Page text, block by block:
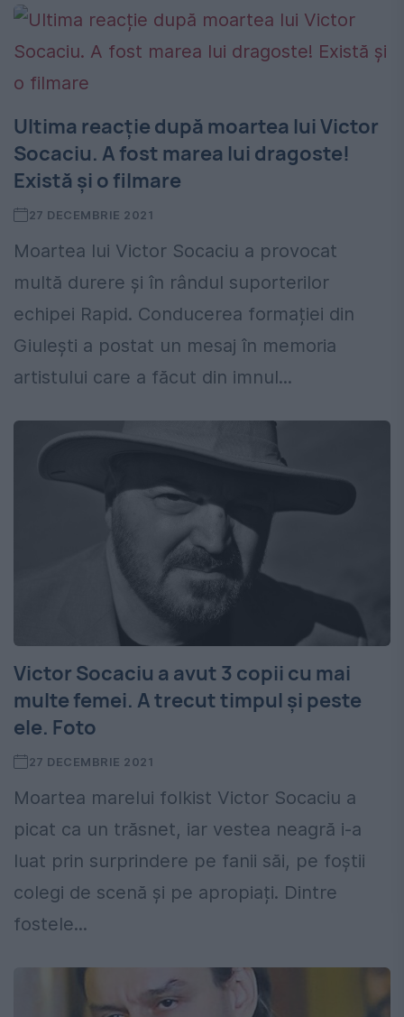
Ultima reacție după moartea lui Victor
Socaciu. A fost marea lui dragoste!
Există și o filmare
27 DECEMBRIE 2021
Moartea lui Victor Socaciu a provocat
multă durere și în rândul suporterilor
echipei Rapid. Conducerea formației din
Giulești a postat un mesaj în memoria
artistului care a făcut din imnul...
Victor Socaciu a avut 3 copii cu mai
multe femei. A trecut timpul și peste
ele. Foto
27 DECEMBRIE 2021
Moartea marelui folkist Victor Socaciu a
picat ca un trăsnet, iar vestea neagră i-a
luat prin surprindere pe fanii săi, pe foștii
colegi de scenă și pe apropiați. Dintre
fostele...